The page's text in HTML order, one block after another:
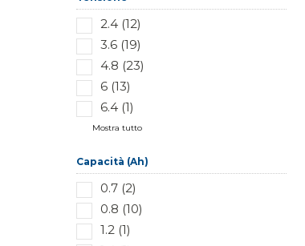
2.4 (12)
3.6 (19)
4.8 (23)
6 (13)
6.4 (1)
Mostra tutto
Capacità (Ah)
0.7 (2)
0.8 (10)
1.2 (1)